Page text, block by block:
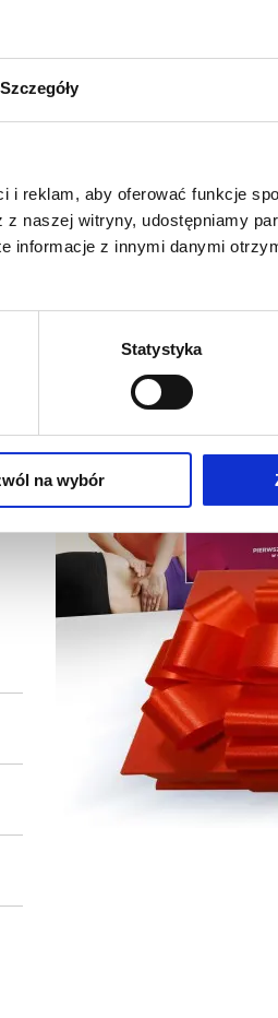
Szczegóły
reklam, aby oferować funkcje
naszej witryny, udostępniamy
informacje z innymi danymi
Statystyka
na wybór
Masaż